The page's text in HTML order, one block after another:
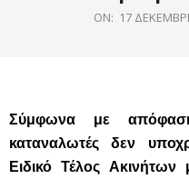
ON: 17
Σύμφωνα με
καταναλωτές δεν
Ειδικό Τέλος